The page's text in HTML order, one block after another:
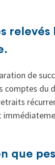
relevés
de
comptes du
que